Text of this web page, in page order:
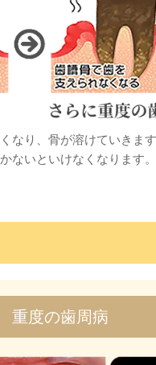
なり、骨が溶けていきま
ないといけなくなります。
重度の歯周病